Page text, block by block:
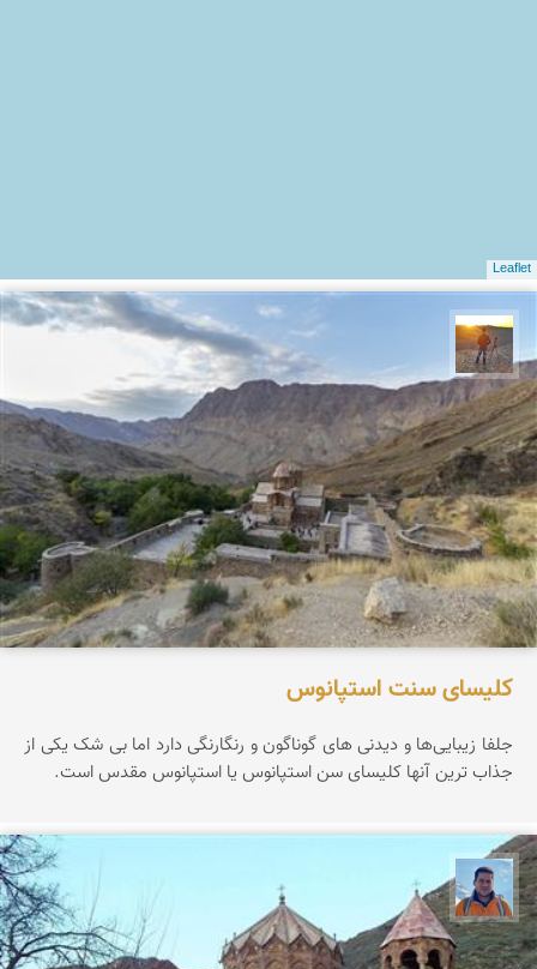
Leaflet
کلیسای سنت استپانوس
جلفا زیبایی‌ها و دیدنی های گوناگون و رنگارنگی دارد اما بی شک یکی از
جذاب ترین آنها کلیسای سن استپانوس یا استپانوس مقدس است.
محمد نورمحمديان